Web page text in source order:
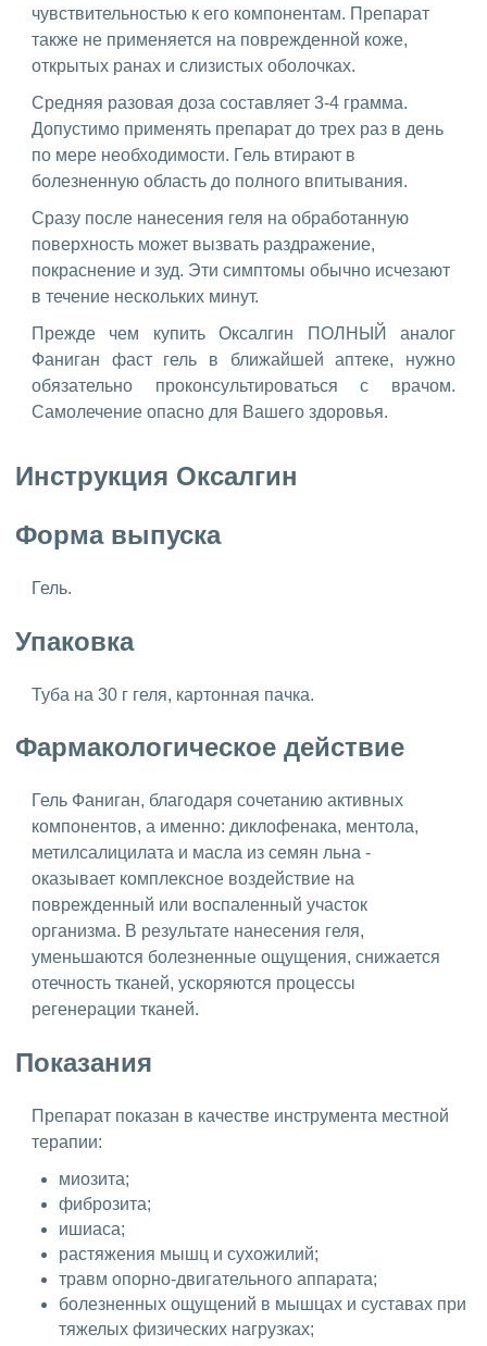
чувствительностью к его компонентам. Препарат
также не применяется на поврежденной коже,
открытых ранах и слизистых оболочках.
Средняя разовая доза составляет 3-4 грамма.
Допустимо применять препарат до трех раз в день
по мере необходимости. Гель втирают в
болезненную область до полного впитывания.
Сразу после нанесения геля на обработанную
поверхность может вызвать раздражение,
покраснение и зуд. Эти симптомы обычно исчезают
в течение нескольких минут.
Прежде чем купить Оксалгин ПОЛНЫЙ аналог
Фаниган фаст гель в ближайшей аптеке, нужно
обязательно проконсультироваться с врачом.
Самолечение опасно для Вашего здоровья.
Инструкция Оксалгин
Форма выпуска
Гель.
Упаковка
Туба на 30 г геля, картонная пачка.
Фармакологическое действие
Гель Фаниган, благодаря сочетанию активных
компонентов, а именно: диклофенака, ментола,
метилсалицилата и масла из семян льна -
оказывает комплексное воздействие на
поврежденный или воспаленный участок
организма. В результате нанесения геля,
уменьшаются болезненные ощущения, снижается
отечность тканей, ускоряются процессы
регенерации тканей.
Показания
Препарат показан в качестве инструмента местной
терапии:
миозита;
фиброзита;
ишиаса;
растяжения мышц и сухожилий;
травм опорно-двигательного аппарата;
болезненных ощущений в мышцах и суставах при
тяжелых физических нагрузках;